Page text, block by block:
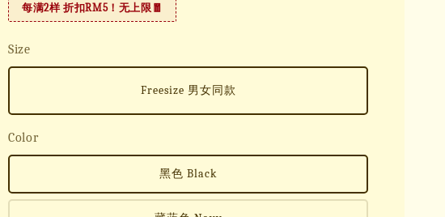
每满2样 折扣RM5！无上限🧧
Size
Freesize 男女同款
Color
黑色 Black